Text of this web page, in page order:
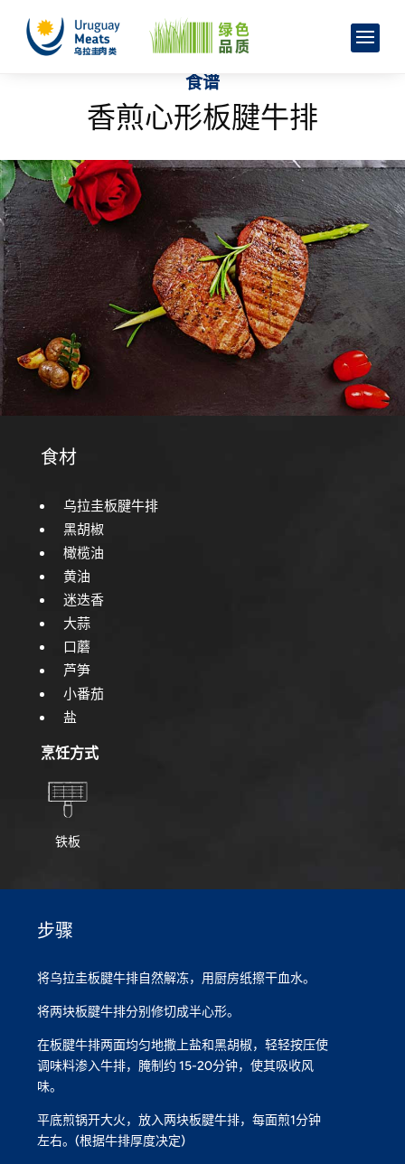
食谱
香煎心形板腱牛排
食材
乌拉圭板腱牛排
黑胡椒
橄榄油
黄油
迷迭香
大蒜
口蘑
芦笋
小番茄
盐
烹饪方式
铁板
步骤
将乌拉圭板腱牛排自然解冻，用厨房纸擦干血水。
将两块板腱牛排分别修切成半心形。
在板腱牛排两面均匀地撒上盐和黑胡椒，轻轻按压使
调味料渗入牛排，腌制约 15-20分钟，使其吸收风
味。
平底煎锅开大火，放入两块板腱牛排，每面煎1分钟
左右。(根据牛排厚度决定)